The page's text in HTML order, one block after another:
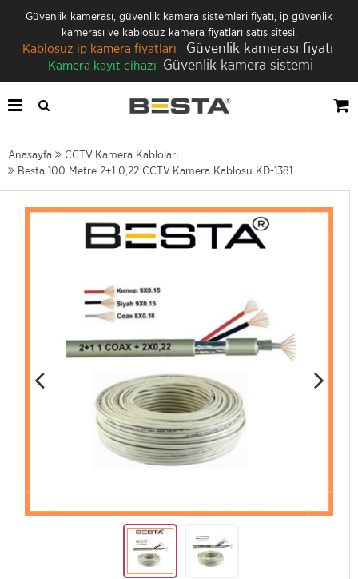
Güvenlik kamerası, güvenlik kamera sistemleri fiyatı, ip güvenlik
kamerası ve kablosuz kamera fiyatları satış sitesi.
Kablosuz ip kamera fiyatları Güvenlik kamerası fiyatı
Kamera kayıt cihazı Güvenlik kamera sistemi
Anasayfa
CCTV Kamera Kabloları
Besta 100 Metre 2+1 0,22 CCTV Kamera Kablosu KD-1381